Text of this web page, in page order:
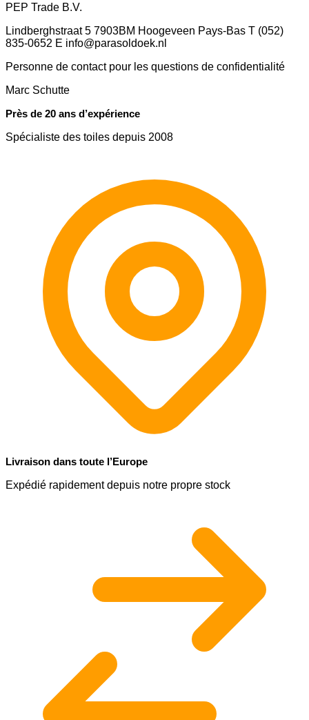
PEP Trade B.V.
Lindberghstraat 5 7903BM Hoogeveen Pays-Bas T (052)
835-0652 E info@parasoldoek.nl
Personne de contact pour les questions de confidentialité
Marc Schutte
Près de 20 ans d’expérience
Spécialiste des toiles depuis 2008
Livraison dans toute l’Europe
Expédié rapidement depuis notre propre stock